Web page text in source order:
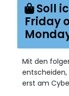
Soll
Friday
Mit den
entscheiden,
erst am